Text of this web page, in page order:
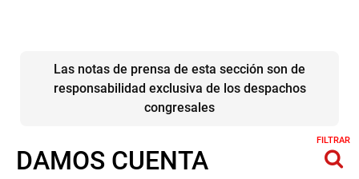
Las notas de prensa de esta sección son de
responsabilidad exclusiva de los despachos
congresales
DAMOS CUENTA
FILTRAR